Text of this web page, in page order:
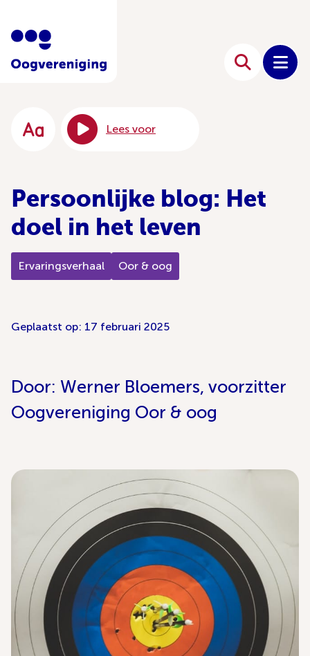
Lees voor
Persoonlijke blog: Het
doel in het leven
Ervaringsverhaal Oor & oog
Geplaatst op: 17 februari 2025
Door: Werner Bloemers, voorzitter
Oogvereniging Oor & oog